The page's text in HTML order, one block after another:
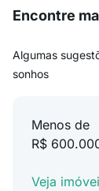
Encontre
Algumas
sonhos
Menos de
R$
Veja